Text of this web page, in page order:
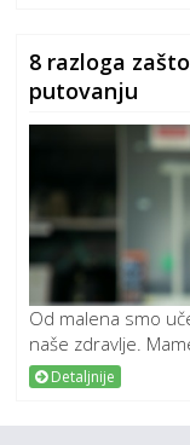
8 razloga
putovanju
Od malena smo
naše zdravlje.
Detaljnije